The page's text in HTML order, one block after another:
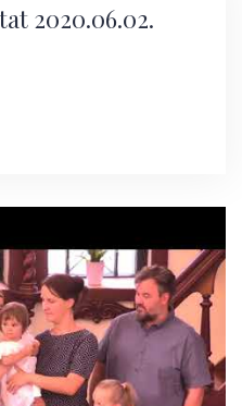
2020.06.02.